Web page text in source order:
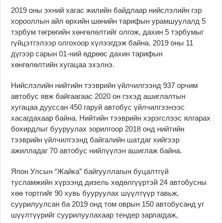
2019 оны эхний хагас жилийн байдлаар нийслэлийн гэр
хорооллын айл өрхийн шөнийн тарифын урамшуулалд 5
тэрбум төгрөгийн хөнгөлөлтийг олгож, дахин 5 тэрбумыг
гүйцэтгэлээр олгохоор хүлээгдэж байна. 2019 оны 11
дүгээр сарын 01-ний өдрөөс дахин тарифын
хөнгөлөлтийн хугацаа эхэлнэ.
Нийслэлийн нийтийн тээврийн үйлчилгээнд 937 орчим
автобус явж байгаагаас 2020 он гэхэд ашиглалтын
хугацаа дууссан 450 гаруй автобус үйлчилгээнээс
хасагдахаар байна. Нийтийн тээврийн хэрэгслээс ялгарах
бохирдлыг бууруулах зорилгоор 2018 онд нийтийн
тээврийн үйлчилгээнд байгалийн шатдаг хийгээр
ажилладаг 70 автобус нийлүүлэн ашиглаж байна.
Япон Улсын “Жайка” байгууллагын буцалтгүй
тусламжийн хүрээнд дизель хөдөлгүүртэй 24 автобусны
хөө тортгийг 90 хувь бууруулах шүүлтүүр тавьж,
суурилуулсан ба 2019 онд том оврын 150 автобусанд уг
шүүлтүүрийг суурилуулахаар тендер зарлагдаж,